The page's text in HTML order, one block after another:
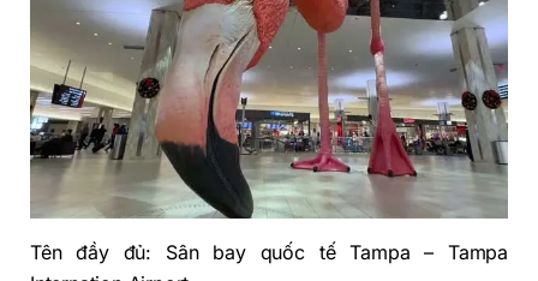
Tên đầy đủ: Sân bay quốc tế Tampa – Tampa